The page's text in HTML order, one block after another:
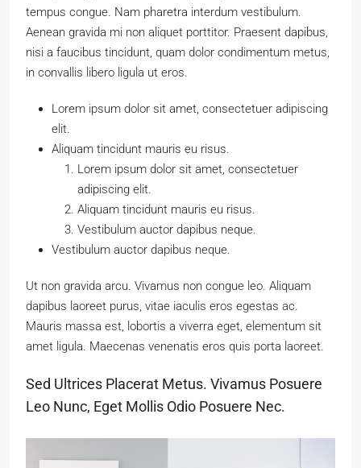
tempus congue. Nam pharetra interdum vestibulum.
Aenean gravida mi non aliquet porttitor. Praesent dapibus,
nisi a faucibus tincidunt, quam dolor condimentum metus,
in convallis libero ligula ut eros.
Lorem ipsum dolor sit amet, consectetuer adipiscing
elit.
Aliquam tincidunt mauris eu risus.
Lorem ipsum dolor sit amet, consectetuer
adipiscing elit.
Aliquam tincidunt mauris eu risus.
Vestibulum auctor dapibus neque.
Vestibulum auctor dapibus neque.
Ut non gravida arcu. Vivamus non congue leo. Aliquam
dapibus laoreet purus, vitae iaculis eros egestas ac.
Mauris massa est, lobortis a viverra eget, elementum sit
amet ligula. Maecenas venenatis eros quis porta laoreet.
Sed Ultrices Placerat Metus. Vivamus Posuere
Leo Nunc, Eget Mollis Odio Posuere Nec.